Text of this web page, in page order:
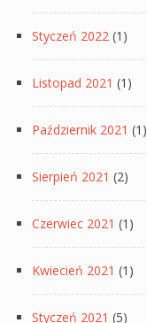
Styczeń 2022 (1)
Listopad 2021 (1)
Październik 2021 (1)
Sierpień 2021 (2)
Czerwiec 2021 (1)
Kwiecień 2021 (1)
Styczeń 2021 (5)